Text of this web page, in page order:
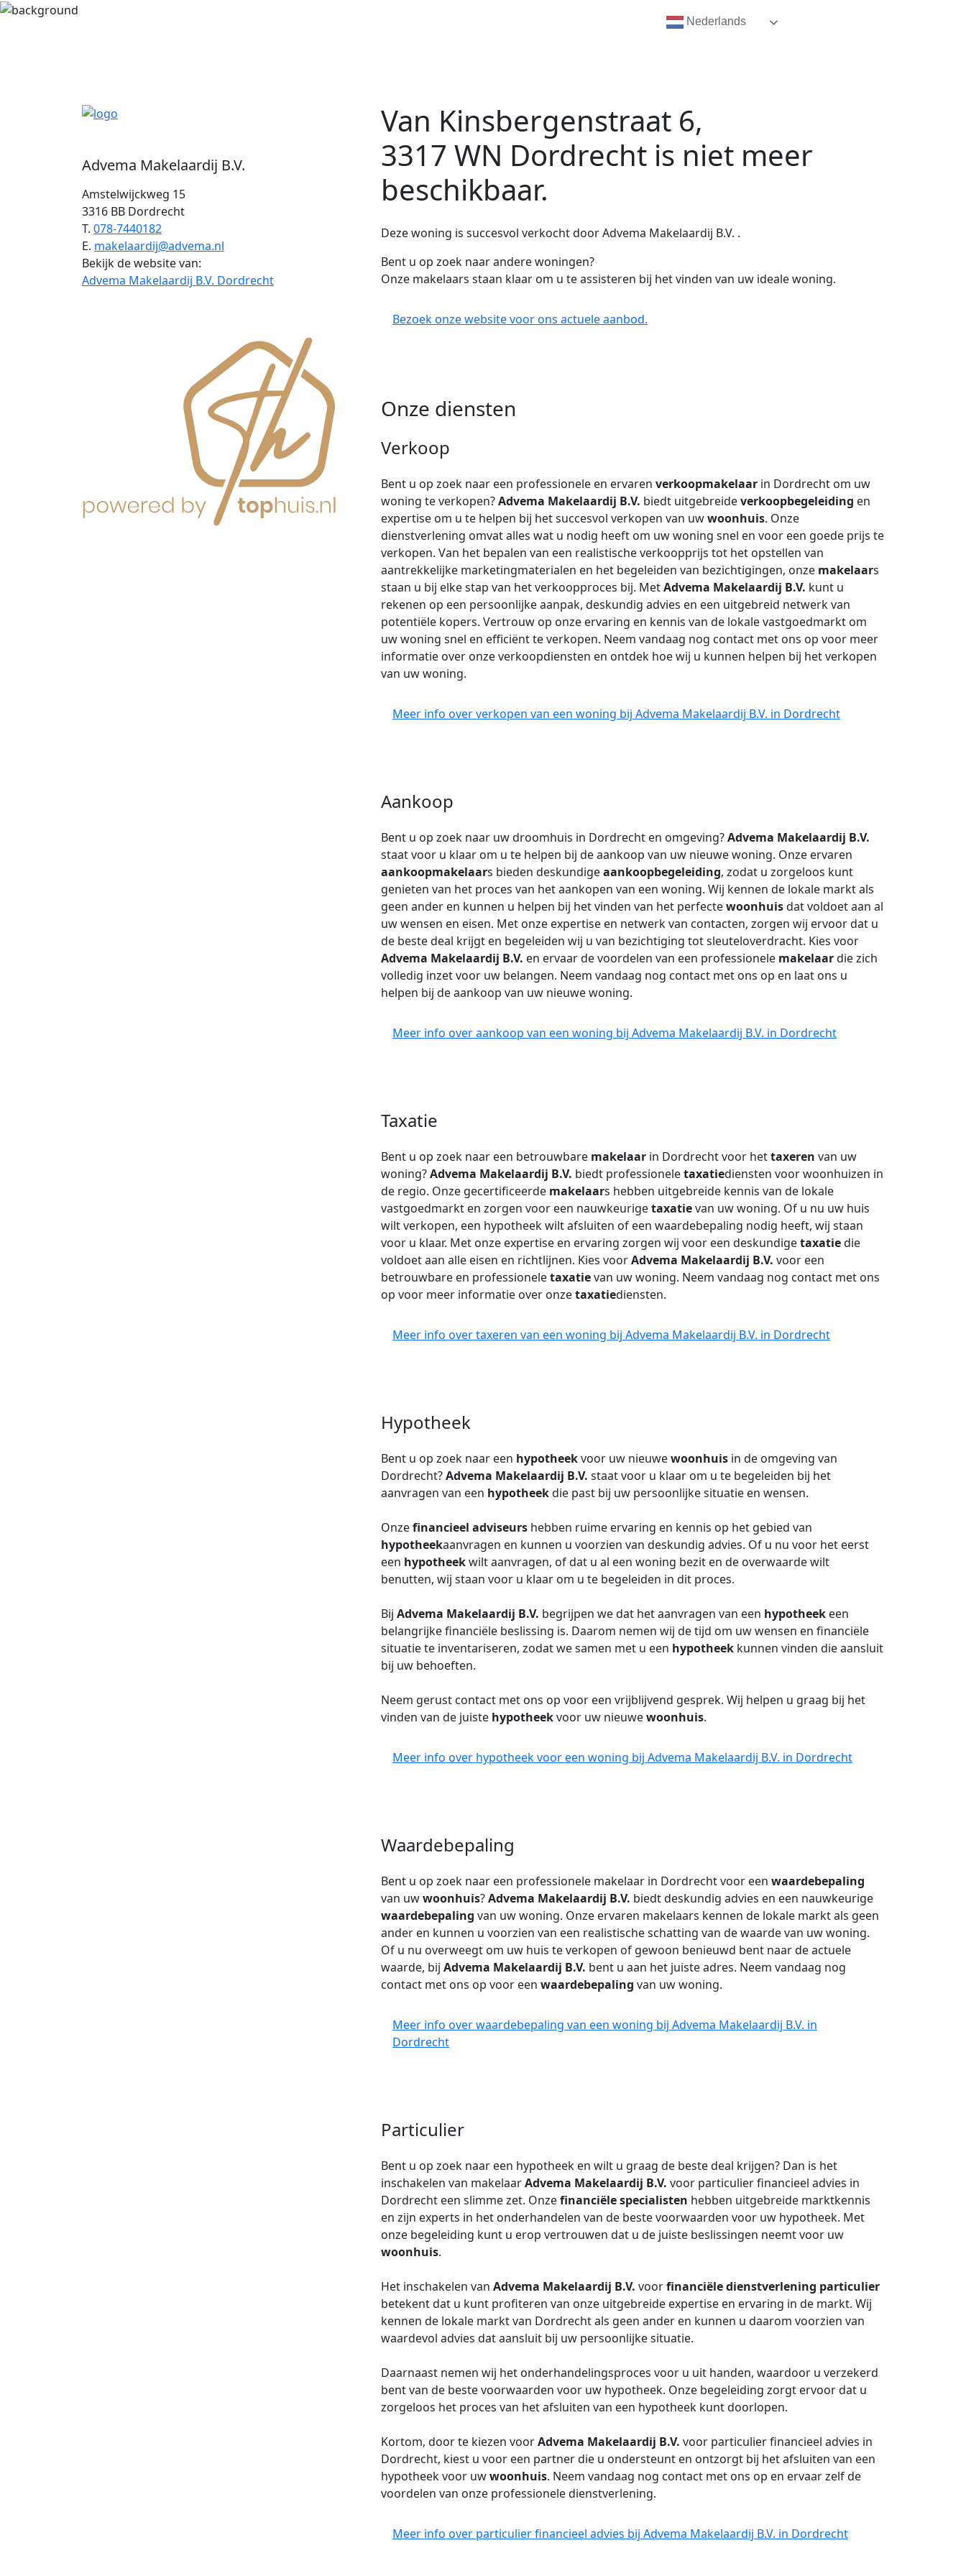
Advema Makelaardij B.V.
Amstelwijckweg 15
3316 BB Dordrecht
T. 078-7440182
E. makelaardij@advema.nl
Bekijk de website van:
Advema Makelaardij B.V. Dordrecht
Van Kinsbergenstraat 6,
3317 WN Dordrecht is niet meer
beschikbaar.
Deze woning is succesvol verkocht door Advema Makelaardij B.V. .
Bent u op zoek naar andere woningen?
Onze makelaars staan klaar om u te assisteren bij het vinden van uw ideale woning.
Bezoek onze website voor ons actuele aanbod.
Onze diensten
Verkoop
Bent u op zoek naar een professionele en ervaren verkoopmakelaar in Dordrecht om uw
woning te verkopen?Advema Makelaardij B.V. biedt uitgebreideverkoopbegeleiding en
expertise om u te helpen bij het succesvol verkopen van uwwoonhuis. Onze
dienstverlening omvat alles wat u nodig heeft om uw woning snel en voor een goede prijs te
verkopen. Van het bepalen van een realistische verkoopprijs tot het opstellen van
aantrekkelijke marketingmaterialen en het begeleiden van bezichtigingen, onze makelaars
staan ​​u bij elke stap van het verkoopproces bij. MetAdvema Makelaardij B.V. kunt u
rekenen op een persoonlijke aanpak, deskundig advies en een uitgebreid netwerk van
potentiële kopers. Vertrouw op onze ervaring en kennis van de lokale vastgoedmarkt om
uw woning snel en efficiënt te verkopen. Neem vandaag nog contact met ons op voor meer
informatie over onze verkoopdiensten en ontdek hoe wij u kunnen helpen bij het verkopen
van uw woning.
Meer info over verkopen van een woning bij Advema Makelaardij B.V. in Dordrecht
Aankoop
Bent u op zoek naar uw droomhuis in Dordrecht en omgeving?Advema Makelaardij B.V.
staat voor u klaar om u te helpen bij de aankoop van uw nieuwe woning. Onze ervaren
aankoopmakelaars bieden deskundigeaankoopbegeleiding, zodat u zorgeloos kunt
genieten van het proces van het aankopen van een woning. Wij kennen de lokale markt als
geen ander en kunnen u helpen bij het vinden van het perfectewoonhuisdat voldoet aan al
uw wensen en eisen. Met onze expertise en netwerk van contacten, zorgen wij ervoor dat u
de beste deal krijgt en begeleiden wij u van bezichtiging tot sleuteloverdracht. Kies voor
Advema Makelaardij B.V. en ervaar de voordelen van een professionele makelaardie zich
volledig inzet voor uw belangen. Neem vandaag nog contact met ons op en laat ons u
helpen bij de aankoop van uw nieuwe woning.
Meer info over aankoop van een woning bij Advema Makelaardij B.V. in Dordrecht
Taxatie
Bent u op zoek naar een betrouwbare makelaar in Dordrecht voor hettaxeren van uw
woning?Advema Makelaardij B.V. biedt professioneletaxatiediensten voor woonhuizen in
de regio. Onze gecertificeerde makelaars hebben uitgebreide kennis van de lokale
vastgoedmarkt en zorgen voor een nauwkeurigetaxatievan uw woning. Of u nu uw huis
wilt verkopen, een hypotheek wilt afsluiten of een waardebepaling nodig heeft, wij staan
voor u klaar. Met onze expertise en ervaring zorgen wij voor een deskundigetaxatiedie
voldoet aan alle eisen en richtlijnen. Kies voorAdvema Makelaardij B.V. voor een
betrouwbare en professioneletaxatievan uw woning. Neem vandaag nog contact met ons
op voor meer informatie over onzetaxatiediensten.
Meer info over taxeren van een woning bij Advema Makelaardij B.V. in Dordrecht
Hypotheek
Bent u op zoek naar een hypotheekvoor uw nieuwewoonhuis in de omgeving van
Dordrecht?Advema Makelaardij B.V. staat voor u klaar om u te begeleiden bij het
aanvragen van een hypotheekdie past bij uw persoonlijke situatie en wensen.
Onzefinancieel adviseurs hebben ruime ervaring en kennis op het gebied van
hypotheekaanvragen en kunnen u voorzien van deskundig advies. Of u nu voor het eerst
een hypotheekwilt aanvragen, of dat u al een woning bezit en de overwaarde wilt
benutten, wij staan voor u klaar om u te begeleiden in dit proces.
Bij Advema Makelaardij B.V. begrijpen we dat het aanvragen van een hypotheek een
belangrijke financiële beslissing is. Daarom nemen wij de tijd om uw wensen en financiële
situatie te inventariseren, zodat we samen met u een hypotheek kunnen vinden die aansluit
bij uw behoeften.
Neem gerust contact met ons op voor een vrijblijvend gesprek. Wij helpen u graag bij het
vinden van de juiste hypotheekvoor uw nieuwewoonhuis.
Meer info over hypotheek voor een woning bij Advema Makelaardij B.V. in Dordrecht
Waardebepaling
Bent u op zoek naar een professionele makelaar in Dordrecht voor een waardebepaling
van uwwoonhuis?Advema Makelaardij B.V. biedt deskundig advies en een nauwkeurige
waardebepaling van uw woning. Onze ervaren makelaars kennen de lokale markt als geen
ander en kunnen u voorzien van een realistische schatting van de waarde van uw woning.
Of u nu overweegt om uw huis te verkopen of gewoon benieuwd bent naar de actuele
waarde, bij Advema Makelaardij B.V. bent u aan het juiste adres. Neem vandaag nog
contact met ons op voor een waardebepaling van uw woning.
Meer info over waardebepaling van een woning bij Advema Makelaardij B.V. in
Dordrecht
Particulier
Bent u op zoek naar een hypotheek en wilt u graag de beste deal krijgen? Dan is het
inschakelen van makelaarAdvema Makelaardij B.V. voor particulier financieel advies in
Dordrecht een slimme zet. Onzefinanciële specialisten hebben uitgebreide marktkennis
en zijn experts in het onderhandelen van de beste voorwaarden voor uw hypotheek. Met
onze begeleiding kunt u erop vertrouwen dat u de juiste beslissingen neemt voor uw
woonhuis.
Het inschakelen van Advema Makelaardij B.V. voorfinanciële dienstverlening particulier
betekent dat u kunt profiteren van onze uitgebreide expertise en ervaring in de markt. Wij
kennen de lokale markt van Dordrecht als geen ander en kunnen u daarom voorzien van
waardevol advies dat aansluit bij uw persoonlijke situatie.
Daarnaast nemen wij het onderhandelingsproces voor u uit handen, waardoor u verzekerd
bent van de beste voorwaarden voor uw hypotheek. Onze begeleiding zorgt ervoor dat u
zorgeloos het proces van het afsluiten van een hypotheek kunt doorlopen.
Kortom, door te kiezen voorAdvema Makelaardij B.V. voor particulier financieel advies in
Dordrecht, kiest u voor een partner die u ondersteunt en ontzorgt bij het afsluiten van een
hypotheek voor uwwoonhuis. Neem vandaag nog contact met ons op en ervaar zelf de
voordelen van onze professionele dienstverlening.
Meer info over particulier financieel advies bij Advema Makelaardij B.V. in Dordrecht
Nederlands